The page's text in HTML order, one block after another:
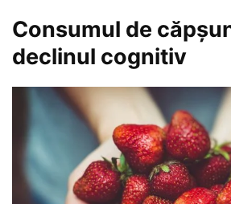
Consumul de
declinul cognitiv